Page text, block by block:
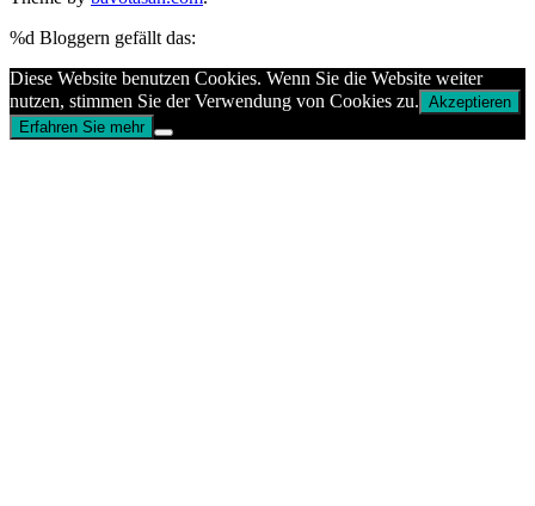
%d Bloggern gefällt das:
Diese Website benutzen Cookies. Wenn Sie die Website weiter
nutzen, stimmen Sie der Verwendung von Cookies zu. Akzeptieren
Erfahren Sie mehr